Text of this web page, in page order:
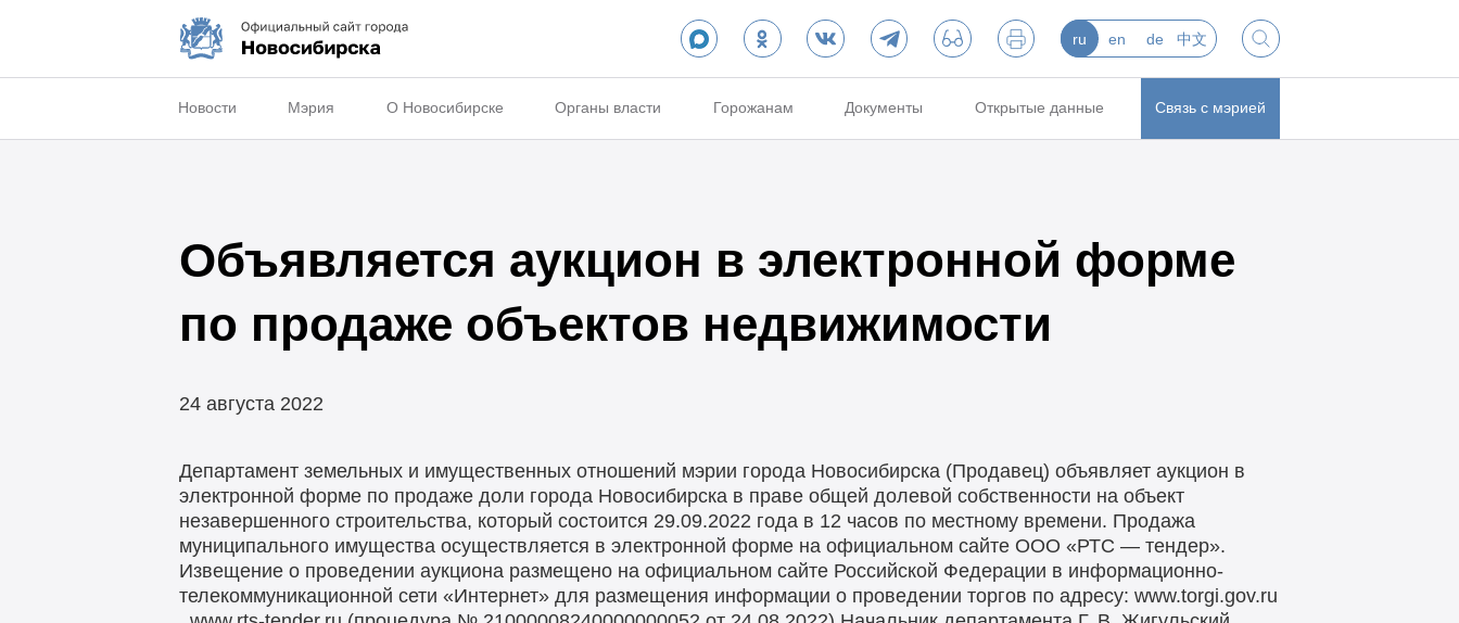
ru en de 中文
Новости Мэрия О Новосибирске Органы власти Горожанам Документы Открытые данные Связь с мэрией
Объявляется аукцион в электронной форме
по продаже объектов недвижимости
24 августа 2022
Департамент земельных и имущественных отношений мэрии города Новосибирска (Продавец) объявляет аукцион в
электронной форме по продаже доли города Новосибирска в праве общей долевой собственности на объект
незавершенного строительства, который состоится 29.09.2022 года в 12 часов по местному времени. Продажа
муниципального имущества осуществляется в электронной форме на официальном сайте ООО «РТС — тендер».
Извещение о проведении аукциона размещено на официальном сайте Российской Федерации в информационно-
телекоммуникационной сети «Интернет» для размещения информации о проведении торгов по адресу: www.torgi.gov.ru